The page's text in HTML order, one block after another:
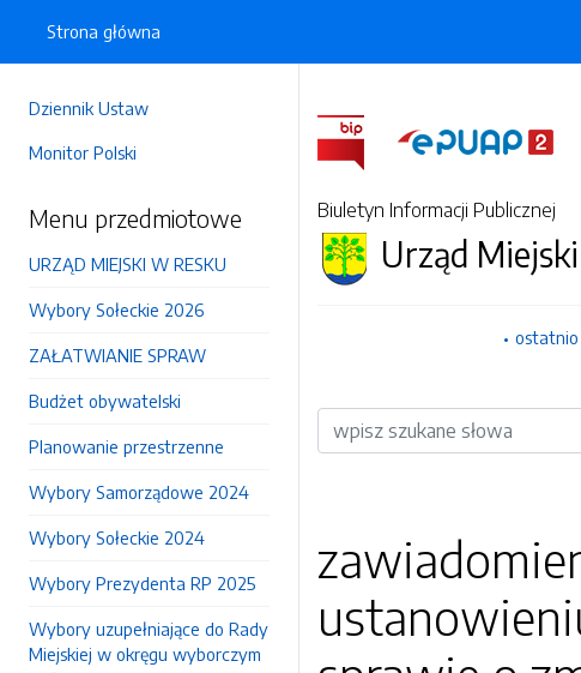
Dziennik Ustaw
Monitor Polski
Menu przedmiotowe
URZĄD MIEJSKI W RESKU
Wybory Sołeckie 2026
ZAŁATWIANIE SPRAW
Budżet obywatelski
Planowanie przestrzenne
Wybory Samorządowe 2024
Wybory Sołeckie 2024
Wybory Prezydenta RP 2025
Wybory uzupełniające do Rady
Miejskiej w okręgu wyborczym
Strona główna
Biuletyn Informacji Publicznej
Urząd
Wyszukiwarka